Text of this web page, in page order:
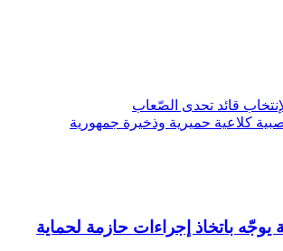
قائد تحدى الصّعاب
كلاعية حميرية وذخيرة جمهورية
يوجّه باتخاذ إجراءات حازمة لحماية